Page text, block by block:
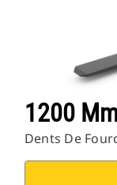
1200
Dents De